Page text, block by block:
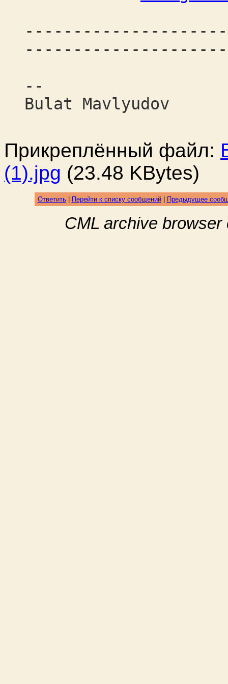
--
Bulat Mavlyudov
Прикреплённый файл:
(1).jpg (23.48 KBytes)
Ответить| Перейти к списку сообщений| Предыдущее
CML archive